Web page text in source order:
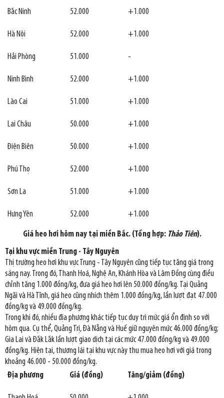
Bắc Ninh 52.000 +1.000
Hà Nội 52.000 +1.000
Hải Phòng 51.000 -
Ninh Bình 52.000 +1.000
Lào Cai 51.000 +1.000
Lai Châu 50.000 +1.000
Điện Biên 50.000 +1.000
Phú Thọ 52.000 +1.000
Sơn La 51.000 +1.000
Hưng Yên 52.000 +1.000
Giá heo hơi hôm nay tại miền Bắc. (Tổng hợp: Thảo Tiên).
Tại khu vực miền Trung - Tây Nguyên
Thị trường heo hơi khu vực Trung - Tây Nguyên cũng tiếp tục tăng giá trong
sáng nay. Trong đó, Thanh Hoá, Nghệ An, Khánh Hòa và Lâm Đồng cùng điều
chỉnh tăng 1.000 đồng/kg, đưa giá heo hơi lên 50.000 đồng/kg. Tại Quảng
Ngãi và Hà Tĩnh, giá heo cũng nhích thêm 1.000 đồng/kg, lần lượt đạt 47.000
đồng/kg và 49.000 đồng/kg.
Trong khi đó, nhiều địa phương khác tiếp tục duy trì mức giá ổn định so với
hôm qua. Cụ thể, Quảng Trị, Đà Nẵng và Huế giữ nguyên mức 46.000 đồng/kg;
Gia Lai và Đắk Lắk lần lượt giao dịch tại các mức 47.000 đồng/kg và 49.000
đồng/kg. Hiện tại, thương lái tại khu vực này thu mua heo hơi với giá trong
khoảng 46.000 - 50.000 đồng/kg.
Địa phương
Giá (đồng) Tăng/giảm (đồng)